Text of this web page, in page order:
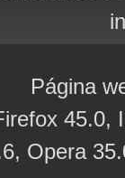
Página
45.0,
Opera